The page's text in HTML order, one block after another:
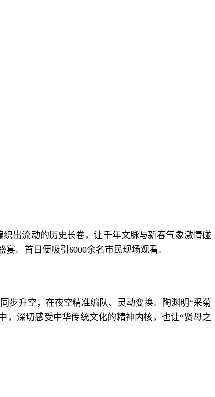
出流动的历史长卷，让千年文脉与新春气象激情碰
。首日便吸引6000余名市民现场观看。
步升空，在夜空精准编队、灵动变换。陶渊明“采菊
，深切感受中华传统文化的精神内核，也让“贤母之